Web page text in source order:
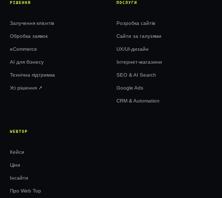
РІШЕННЯ
Залучення клієнтів
Обробка заявок
eCommerce
AI для бізнесу
Технічна підтримка
Усі рішення ↗︎
ПОСЛУГИ
Розробка сайтів
Сайти за галузями
UX/UI-дизайн
Інтернет-магазини
SEO & AI Search
Google Ads
CRM & Automation
WEBTOP
Кейси
Ціни
Інсайти
Про Web Top